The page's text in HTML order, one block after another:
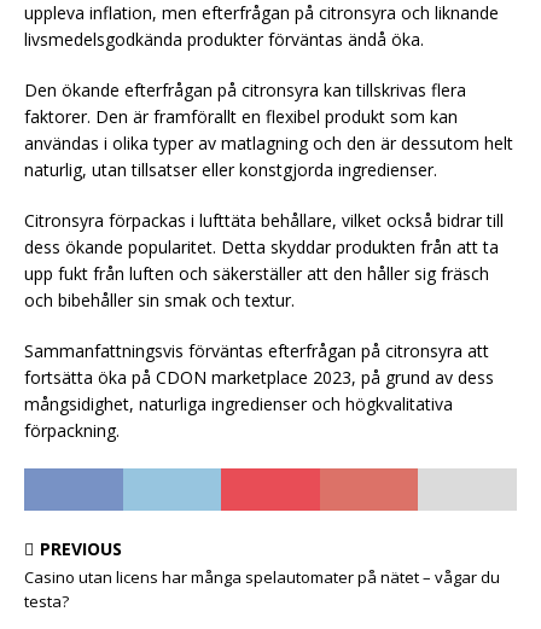
uppleva inflation, men efterfrågan på citronsyra och liknande
livsmedelsgodkända produkter förväntas ändå öka.
Den ökande efterfrågan på citronsyra kan tillskrivas flera
faktorer. Den är framförallt en flexibel produkt som kan
användas i olika typer av matlagning och den är dessutom helt
naturlig, utan tillsatser eller konstgjorda ingredienser.
Citronsyra förpackas i lufttäta behållare, vilket också bidrar till
dess ökande popularitet. Detta skyddar produkten från att ta
upp fukt från luften och säkerställer att den håller sig fräsch
och bibehåller sin smak och textur.
Sammanfattningsvis förväntas efterfrågan på citronsyra att
fortsätta öka på CDON marketplace 2023, på grund av dess
mångsidighet, naturliga ingredienser och högkvalitativa
förpackning.
PREVIOUS
Casino utan licens har många spelautomater på nätet – vågar du
testa?